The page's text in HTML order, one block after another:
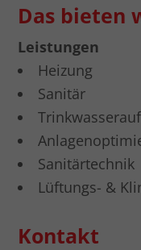
Das bieten
Leistungen
Heizung
Sanitär
Sanitärtechnik
Lüftungs- &
Kontakt